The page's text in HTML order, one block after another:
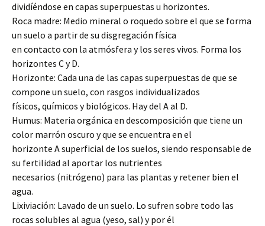
dividíéndose en capas superpuestas u horizontes.
Roca madre: Medio mineral o roquedo sobre el que se forma
un suelo a partir de su disgregación física
en contacto con la atmósfera y los seres vivos. Forma los
horizontes C y D.
Horizonte: Cada una de las capas superpuestas de que se
compone un suelo, con rasgos individualizados
físicos, químicos y biológicos. Hay del A al D.
Humus: Materia orgánica en descomposición que tiene un
color marrón oscuro y que se encuentra en el
horizonte A superficial de los suelos, siendo responsable de
su fertilidad al aportar los nutrientes
necesarios (nitrógeno) para las plantas y retener bien el
agua.
Lixiviación: Lavado de un suelo. Lo sufren sobre todo las
rocas solubles al agua (yeso, sal) y por él